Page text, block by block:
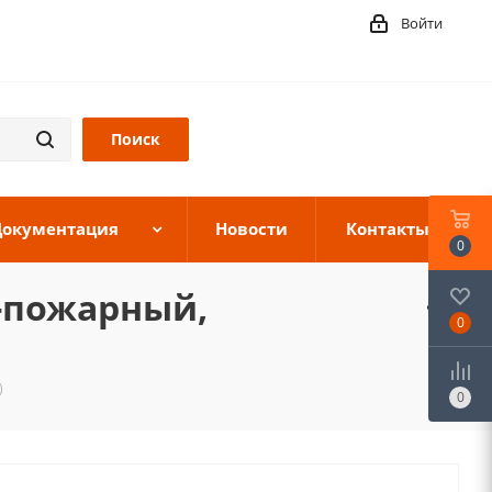
Войти
Новости Контакты
пожарный,
0
0
0